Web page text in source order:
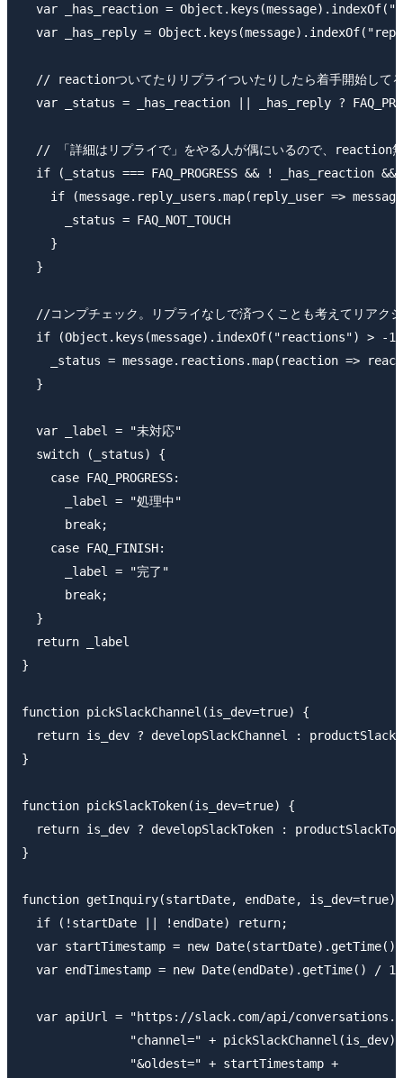
var _has_reaction =
var _has_reply =
// reactionついてたりリプライついたりしたら着手開始して
var _status = _has_reaction || _has_reply ?
// 「詳細はリプライで」をやる人が偶にいるので、reaction
if (_status === FAQ_PROGRESS && ! _has_reaction &&
if (message.reply_users.map(reply_user =>
      _status = FAQ_NOT_TOUCH
    }
  }
//コンプチェック。リプライなしで済つくことも考えてリアク
if (Object.keys(message).indexOf("reactions") > -
_status = message.reactions.map(reaction =>
  }
  var _label = "未対応"
  switch (_status) {
    case FAQ_PROGRESS:
      _label = "処理中"
      break;
    case FAQ_FINISH:
      _label = "完了"
      break;
  }
  return _label
}
function pickSlackChannel(is_dev=true) {
return is_dev ? developSlackChannel :
}
function pickSlackToken(is_dev=true) {
return is_dev ? developSlackToken :
}
function getInquiry(startDate, endDate, is_dev=true)
  if (!startDate || !endDate) return;
var startTimestamp = new Date(startDate).getTime()
var endTimestamp = new Date(endDate).getTime() /
var apiUrl = "https://slack.com/api/
"channel=" +
               "&oldest=" + startTimestamp +